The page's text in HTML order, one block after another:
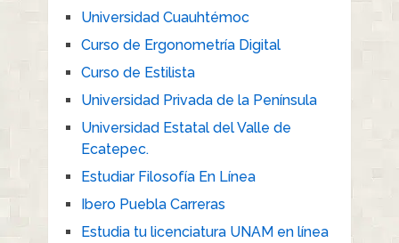
Universidad Cuauhtémoc
Curso de Ergonometría Digital
Curso de Estilista
Universidad Privada de la Península
Universidad Estatal del Valle de
Ecatepec.
Estudiar Filosofía En Línea
Ibero Puebla Carreras
Estudia tu licenciatura UNAM en línea